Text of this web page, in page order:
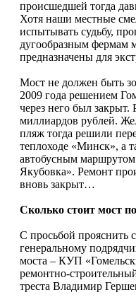
происшедшей тогда
Хотя наши местные
испытывать судьбу,
дугообразным фермам
предназначены для
Мост не должен быть
2009 года решением
через него был
миллиардов рублей.
пляж тогда решили
теплоходе «Минск», а
автобусным
Якубовка». Ремонт
вновь закрыт…
Сколько стоит мост
С просьбой прояснить
генеральному
моста – КУП
ремонтно-
треста Владимир